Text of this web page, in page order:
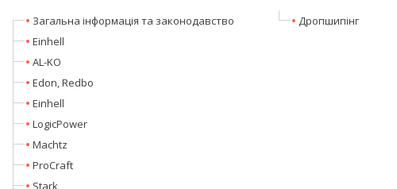
Загальна інформація та законодавство
Einhell
AL-KO
Edon, Redbo
Einhell
LogicPower
Machtz
ProCraft
Stark
Дропшипінг